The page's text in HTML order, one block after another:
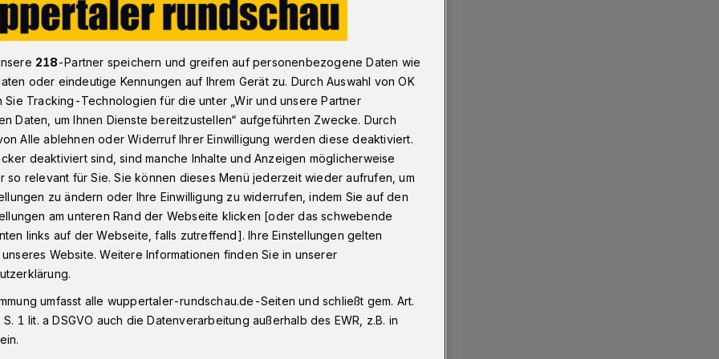
"Der höchste Wert der letzten zehn Jahre“
Wert der letzten
Gewerbetreibende in Wuppertal
Wuppertaler Stadtwerke (WSW)
Das zeige die Bilanz der im
Klimafonds“ geförderten
218-Partner speichern und greifen auf personenbezogene Daten wie
oder eindeutige Kennungen auf Ihrem Gerät zu. Durch Auswahl von OK
Sie Tracking-Technologien für die unter „Wir und unsere Partner
Daten, um Ihnen Dienste bereitzustellen“ aufgeführten Zwecke. Durch
Alle ablehnen oder Widerruf Ihrer Einwilligung werden diese deaktiviert.
deaktiviert sind, sind manche Inhalte und Anzeigen möglicherweise
so relevant für Sie. Sie können dieses Menü jederzeit wieder aufrufen, um
zu ändern oder Ihre Einwilligung zu widerrufen, indem Sie auf den
am unteren Rand der Webseite klicken [oder das schwebende
links auf der Webseite, falls zutreffend]. Ihre Einstellungen gelten
Website. Weitere Informationen finden Sie in unserer
umfasst alle wuppertaler-rundschau.de-Seiten und schließt gem. Art.
1 lit. a DSGVO auch die Datenverarbeitung außerhalb des EWR, z.B. in